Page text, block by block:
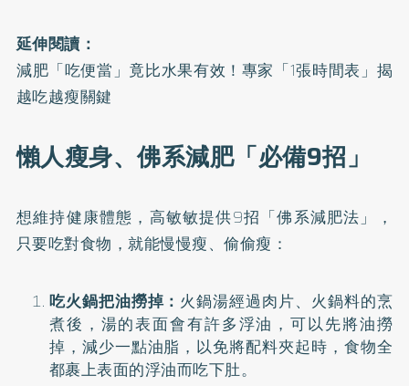
延伸閱讀：
減肥「吃便當」竟比水果有效！專家「1張時間表」揭
越吃越瘦關鍵
懶人瘦身、佛系減肥「必備9招」
想維持健康體態，高敏敏提供9招「佛系減肥法」，
只要吃對食物，就能慢慢瘦、偷偷瘦：
吃火鍋把油撈掉： 火鍋湯經過肉片、火鍋料的烹
煮後，湯的表面會有許多浮油，可以先將油撈
掉，減少一點油脂，以免將配料夾起時，食物全
都裹上表面的浮油而吃下肚。